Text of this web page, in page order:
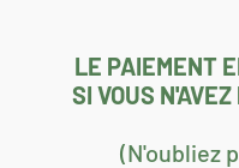
LE PAIEMENT
SI VOUS
(N'oubliez